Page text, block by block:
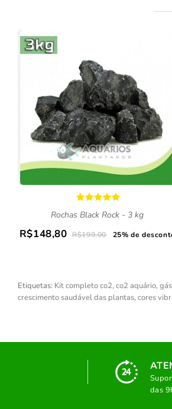
Rochas Black Rock - 3 kg
R$148,80 R$199,00 25% de
Etiquetas: Kit completo co2, co2 aquário,
crescimento saudável das plantas, cores
das